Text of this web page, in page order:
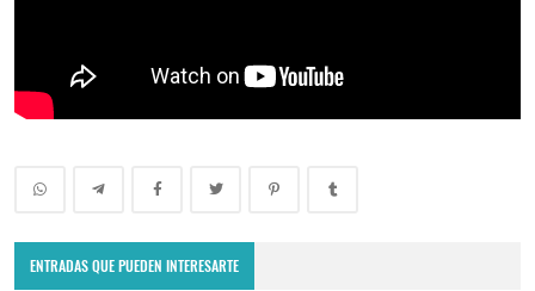
ENTRADAS QUE PUEDEN INTERESARTE